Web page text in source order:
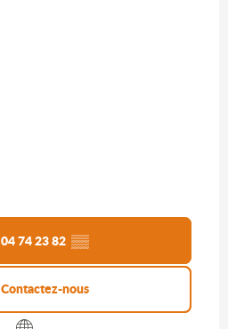
04 74 23 82 ▒▒
Contactez-nous